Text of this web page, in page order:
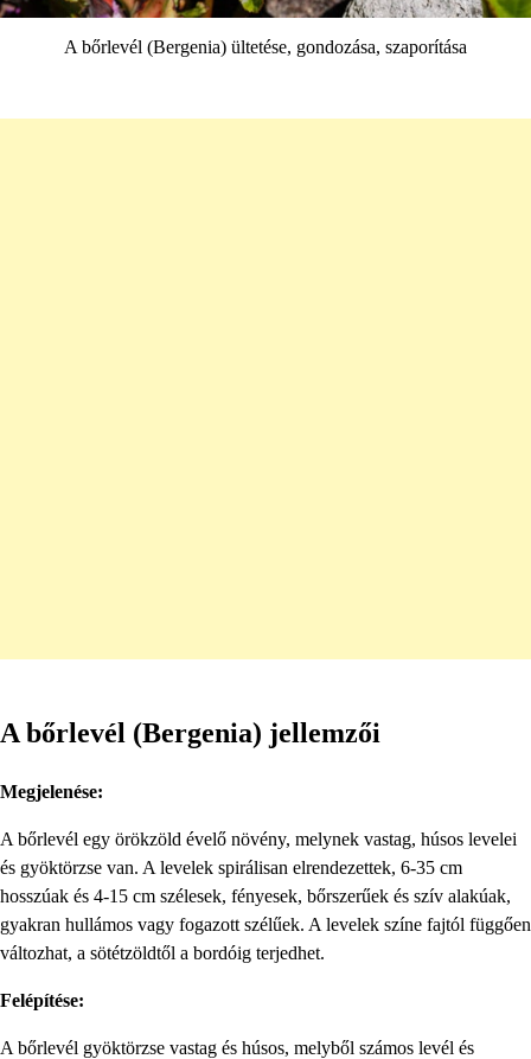
A bőrlevél (Bergenia) ültetése, gondozása, szaporítása
A bőrlevél (Bergenia) jellemzői
Megjelenése:
A bőrlevél egy örökzöld évelő növény, melynek vastag, húsos levelei
és gyöktörzse van. A levelek spirálisan elrendezettek, 6-35 cm
hosszúak és 4-15 cm szélesek, fényesek, bőrszerűek és szív alakúak,
gyakran hullámos vagy fogazott szélűek. A levelek színe fajtól függően
változhat, a sötétzöldtől a bordóig terjedhet.
Felépítése:
A bőrlevél gyöktörzse vastag és húsos, melyből számos levél és